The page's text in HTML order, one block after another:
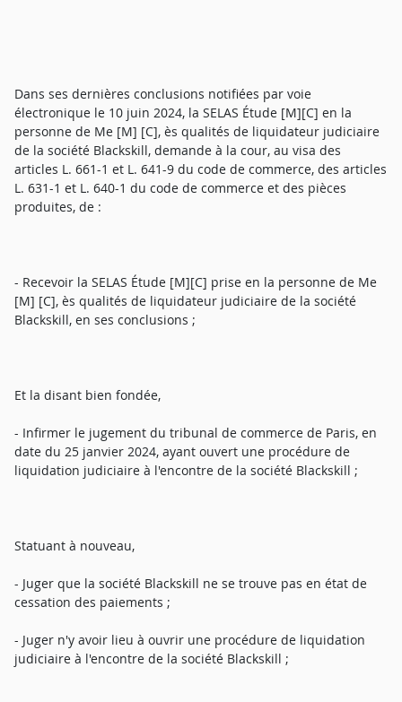
Dans ses dernières conclusions notifiées par voie
électronique le 10 juin 2024, la SELAS Étude [M][C] en la
personne de Me [M] [C], ès qualités de liquidateur judiciaire
de la société Blackskill, demande à la cour, au visa des
articles L. 661-1 et L. 641-9 du code de commerce, des articles
L. 631-1 et L. 640-1 du code de commerce et des pièces
produites, de :
- Recevoir la SELAS Étude [M][C] prise en la personne de Me
[M] [C], ès qualités de liquidateur judiciaire de la société
Blackskill, en ses conclusions ;
Et la disant bien fondée,
- Infirmer le jugement du tribunal de commerce de Paris, en
date du 25 janvier 2024, ayant ouvert une procédure de
liquidation judiciaire à l'encontre de la société Blackskill ;
Statuant à nouveau,
- Juger que la société Blackskill ne se trouve pas en état de
cessation des paiements ;
- Juger n'y avoir lieu à ouvrir une procédure de liquidation
judiciaire à l'encontre de la société Blackskill ;